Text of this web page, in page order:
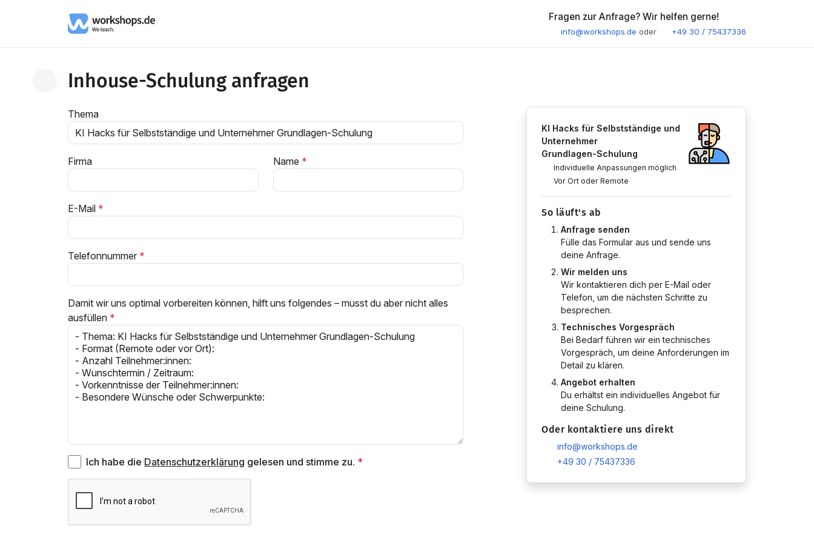
Fragen zur Anfrage? Wir helfen gerne!
info@workshops.de oder +49 30 / 75437336
Zurück zum Kurs
Inhouse-Schulung anfragen
Thema
Firma Name
E-Mail
Telefonnummer
Damit wir uns optimal vorbereiten können, hilft uns folgendes – musst du aber nicht alles
ausfüllen
Ich habe die Datenschutzerklärung gelesen und stimme zu.
KI Hacks für Selbstständige und
Unternehmer
Grundlagen-Schulung
Individuelle Anpassungen möglich
Vor Ort oder Remote
So läuft's ab
Anfrage senden
Fülle das Formular aus und sende uns
deine Anfrage.
Wir melden uns
Wir kontaktieren dich per E-Mail oder
Telefon, um die nächsten Schritte zu
besprechen.
Technisches Vorgespräch
Bei Bedarf führen wir ein technisches
Vorgespräch, um deine Anforderungen im
Detail zu klären.
Angebot erhalten
Du erhältst ein individuelles Angebot für
deine Schulung.
Oder kontaktiere uns direkt
info@workshops.de
+49 30 / 75437336